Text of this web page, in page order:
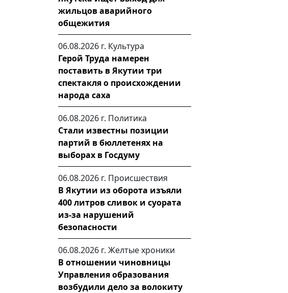
жильцов аварийного
общежития
06.08.2026 г. Культура
Герой Труда намерен
поставить в Якутии три
спектакля о происхождении
народа саха
06.08.2026 г. Политика
Стали известны позиции
партий в бюллетенях на
выборах в Госдуму
06.08.2026 г. Происшествия
В Якутии из оборота изъяли
400 литров сливок и суората
из-за нарушений
безопасности
06.08.2026 г. Желтые хроники
В отношении чиновницы
Управления образования
возбудили дело за волокиту